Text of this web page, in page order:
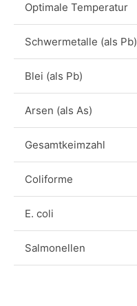
Optimale Temperatur
Schwermetalle (als Pb)
Blei (als Pb)
Arsen (als As)
Gesamtkeimzahl
Coliforme
E. coli
Salmonellen